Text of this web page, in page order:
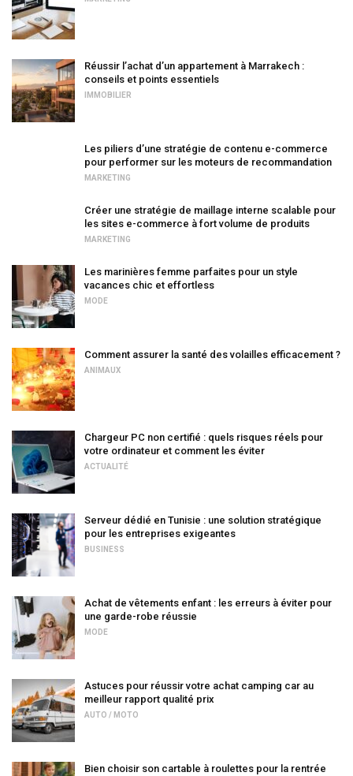
Réussir l’achat d’un appartement à Marrakech :
conseils et points essentiels
IMMOBILIER
Les piliers d’une stratégie de contenu e-commerce
pour performer sur les moteurs de recommandation
MARKETING
Créer une stratégie de maillage interne scalable pour
les sites e-commerce à fort volume de produits
MARKETING
Les marinières femme parfaites pour un style
vacances chic et effortless
MODE
Comment assurer la santé des volailles efficacement ?
ANIMAUX
Chargeur PC non certifié : quels risques réels pour
votre ordinateur et comment les éviter
ACTUALITÉ
Serveur dédié en Tunisie : une solution stratégique
pour les entreprises exigeantes
BUSINESS
Achat de vêtements enfant : les erreurs à éviter pour
une garde-robe réussie
MODE
Astuces pour réussir votre achat camping car au
meilleur rapport qualité prix
AUTO / MOTO
Bien choisir son cartable à roulettes pour la rentrée